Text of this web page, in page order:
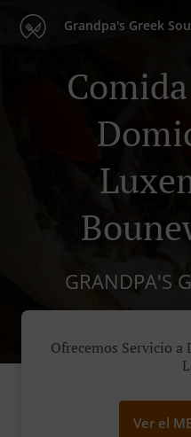
Grandpa's Greek
GRANDPA'S
Ofrecemos Servicio
Ver el